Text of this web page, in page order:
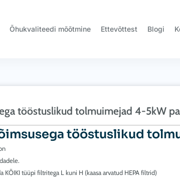
Õhukvaliteedi mõõtmine Ettevõttest Blogi
tööstuslikud tolmuimejad 4-5kW
tööstuslikud
KÕIKI tüüpi filtritega L kuni H (kaasa arvatud HEPA filtrid)